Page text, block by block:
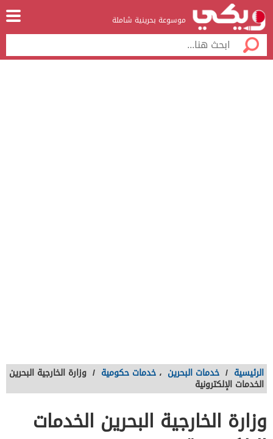
موسوعة بحرينية شاملة
الرئيسية / خدمات البحرين ، خدمات حكومية / وزارة الخارجية البحرين
الخدمات الإلكترونية
وزارة الخارجية البحرين الخدمات